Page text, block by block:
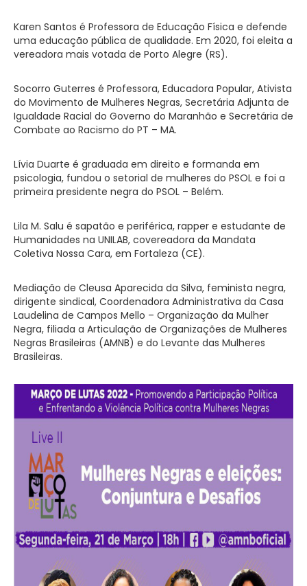
Karen Santos é Professora de Educação Física e defende
uma educação pública de qualidade. Em 2020, foi eleita a
vereadora mais votada de Porto Alegre (RS).
Socorro Guterres é Professora, Educadora Popular, Ativista
do Movimento de Mulheres Negras, Secretária Adjunta de
Igualdade Racial do Governo do Maranhão e Secretária de
Combate ao Racismo do PT – MA.
Lívia Duarte é graduada em direito e formanda em
psicologia, fundou o setorial de mulheres do PSOL e foi a
primeira presidente negra do PSOL – Belém.
Lila M. Salu é sapatão e periférica, rapper e estudante de
Humanidades na UNILAB, covereadora da Mandata
Coletiva Nossa Cara, em Fortaleza (CE).
Mediação de Cleusa Aparecida da Silva, feminista negra,
dirigente sindical, Coordenadora Administrativa da Casa
Laudelina de Campos Mello – Organização da Mulher
Negra, filiada a Articulação de Organizações de Mulheres
Negras Brasileiras (AMNB) e do Levante das Mulheres
Brasileiras.